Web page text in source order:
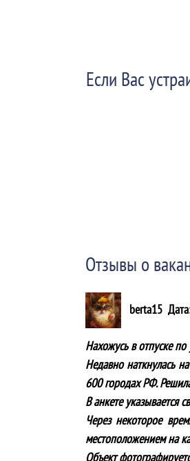
Если Вас
Отзывы о
berta15
Нахожусь в отпуске
Недавно наткнулась
600 городах РФ.
В анкете указывается
Через некоторое
местоположением на
Объект